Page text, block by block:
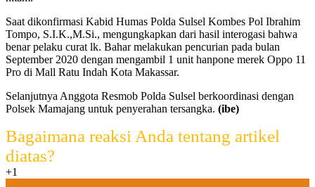
Saat dikonfirmasi Kabid Humas Polda Sulsel Kombes Pol Ibrahim
Tompo, S.I.K.,M.Si., mengungkapkan dari hasil interogasi bahwa
benar pelaku curat lk. Bahar melakukan pencurian pada bulan
September 2020 dengan mengambil 1 unit hanpone merek Oppo 11
Pro di Mall Ratu Indah Kota Makassar.
Selanjutnya Anggota Resmob Polda Sulsel berkoordinasi dengan
Polsek Mamajang untuk penyerahan tersangka. (ibe)
Bagaimana reaksi Anda tentang artikel
diatas?
+1